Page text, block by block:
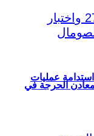
الحرجة في
2719 واختبار استدامة عمليات